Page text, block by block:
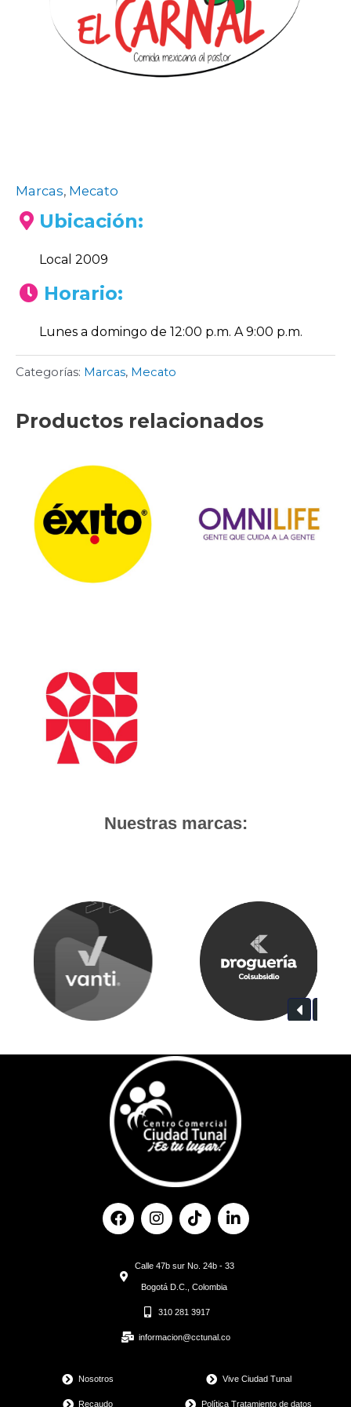
Marcas, Mecato
Ubicación:
Local 2009
Horario:
Lunes a domingo de 12:00 p.m. A 9:00 p.m.
Categorías: Marcas, Mecato
Productos relacionados
Nuestras marcas:
F
a
b
I
n
a
g
r
a
m
T
i
o
k
L
i
e
Calle 47b sur No. 24b - 33
Bogotá D.C., Colombia
310 281 3917
informacion@cctunal.co
Nosotros
Recaudo
Vive Ciudad Tunal
Política Tratamiento de datos